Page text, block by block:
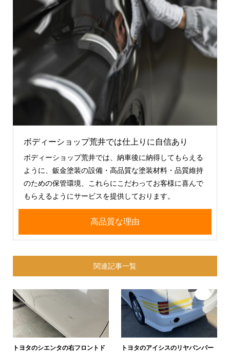
ボディーショップ荒井では仕上りに自信あり
ボディーショップ荒井では、納車後に納得してもらえる
ように、鈑金塗装の設備・高品質な塗装材料・品質維持
のための保管環境、これらにこだわってお客様に喜んで
もらえるようにサービスを提供しております。
高品質な理由
関連記事一覧
トヨタのシエンタの右フロントド
トヨタのアイシスのリヤバンパー